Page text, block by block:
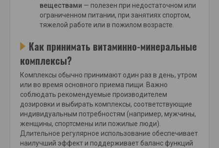
веществами — полезен при недостаточном или
ограниченном питании, при занятиях спортом,
тяжелой работе или в пожилом возрасте.
Как принимать витаминно-минеральные
комплексы?
Комплексы обычно принимают один раз в день, утром
или во время основного приема пищи. Важно
соблюдать рекомендуемые производителем
дозировки и выбирать комплексы, соответствующие
индивидуальным потребностям (например, мужчины,
женщины, спортсмены или пожилые люди).
Длительное регулярное использование обеспечивает
наилучший эффект и поддерживает баланс функций